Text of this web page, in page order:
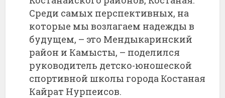
Среди самых перспективных, на
которые мы возлагаем надежды в
будущем, – это Мендыкаринский
район и Камысты, – поделился
руководитель детско-юношеской
спортивной школы города Костаная
Кайрат Нурпеисов.